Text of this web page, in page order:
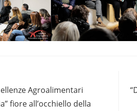
Agroalimentari
fiore all’occhiello della